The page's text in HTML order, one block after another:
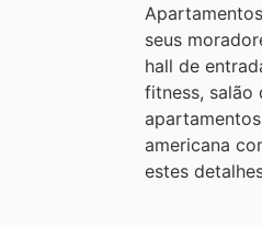
seus
hall de
fitness, salão
americana
estes